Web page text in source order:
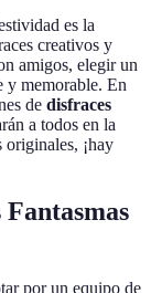
es la
creativos y
amigos, elegir un
y memorable. En
de disfraces
a todos en la
originales, ¡hay
por un equipo de